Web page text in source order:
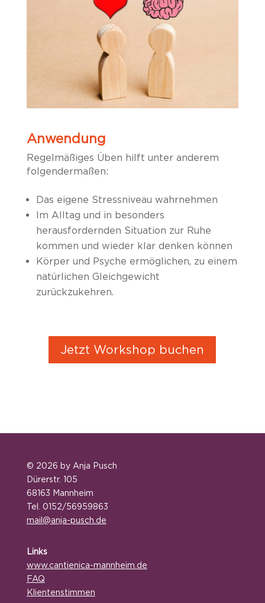
Anwendung
Regelmäßiges Üben hilft unter anderem
folgendermaßen:
Das eigene Stressniveau wahrnehmen
Im Alltag und in besonders
herausfordernden Situation zur Ruhe
kommen und wieder klar denken können
Körper und Psyche ermöglichen, zu einem
natürlichen Gleichgewicht
zurückzukehren.
Jetzt Workshop buchen
© 2026 by Anja Pusch
Dürerstr. 105
68163 Mannheim
Tel. 0152/56959863
mail@anja-pusch.de
Links
www. cantienica-mannheim.de
FAQ
Klientenstimmen